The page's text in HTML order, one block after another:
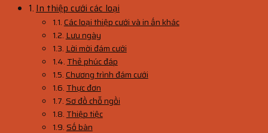
In thiệp cưới các loại
Các loại thiệp cưới và in ấn khác
Lưu ngày
Lời mời đám cưới
Thẻ phúc đáp
Chương trình đám cưới
Thực đơn
Sơ đồ chỗ ngồi
Thiệp tiệc
Số bàn